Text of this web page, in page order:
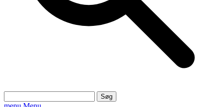
efter: